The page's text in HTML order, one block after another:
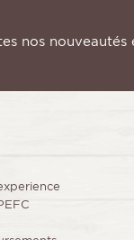
nos nouveautés